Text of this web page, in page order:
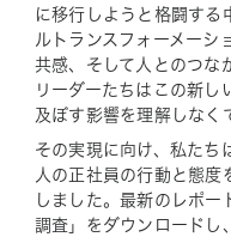
に移行しようと格闘する
ルトランスフォーメーシ
共感、そして人とのつな
リーダーたちはこの新し
及ぼす影響を理解しなく
その実現に向け、私た
人の正社員の行動と態
しました。最新のレポー
調査」をダウンロードし